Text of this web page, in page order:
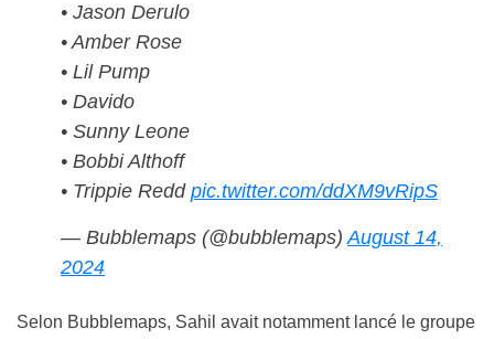
• Jason Derulo
• Amber Rose
• Lil Pump
• Davido
• Sunny Leone
• Bobbi Althoff
• Trippie Redd pic.twitter.com/ddXM9vRipS
— Bubblemaps (@bubblemaps)August 14,
2024
Selon Bubblemaps, Sahil avait notamment lancé le groupe